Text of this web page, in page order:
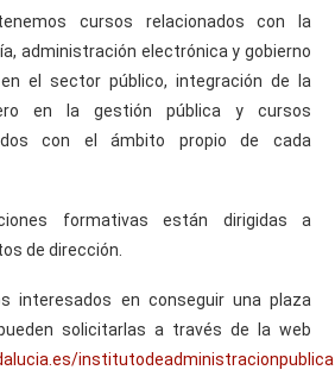
cursos relacionados con la
administración electrónica y gobierno
el sector público, integración de la
en la gestión pública y cursos
con el ámbito propio de cada
formativas están dirigidas a
de dirección.
interesados en conseguir una plaza
solicitarlas a través de la web
institutodeadministracionpublica